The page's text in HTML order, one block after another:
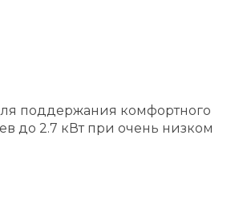
поддержания комфортного
до 2.7 кВт при очень низком